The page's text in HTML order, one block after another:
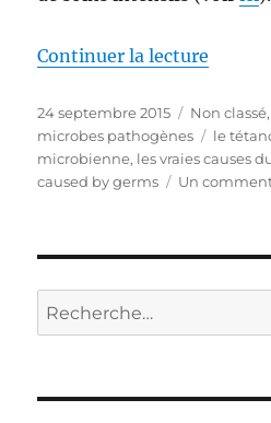
Continuer la lecture
Publié
le
24 septembre 2015 Catégories
Non classé,
microbes pathogènes
le
microbienne, les vraies causes
caused by germs
Un
Recherche
pour :